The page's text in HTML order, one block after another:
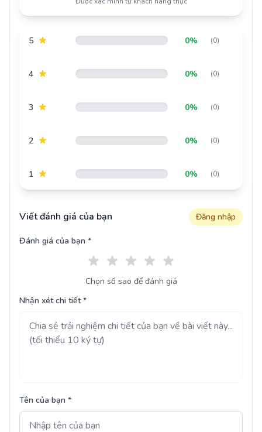
5 0% (0)
4 0% (0)
3 0% (0)
2 0% (0)
1 0% (0)
Viết đánh giá của bạn Đăng nhập
Đánh giá của bạn *
Chọn số sao để đánh giá
Nhận xét chi tiết *
Tên của bạn *